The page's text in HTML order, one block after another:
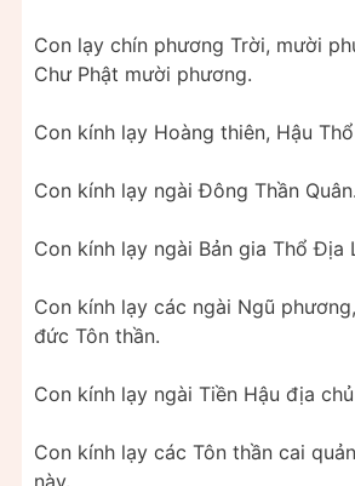
Con lạy chín phương Trời, mười
Chư Phật mười phương.
Con kính lạy Hoàng thiên, Hậu
Con kính lạy ngài Đông Thần Quân.
Con kính lạy ngài Bản gia Thổ Địa
Con kính lạy các ngài Ngũ
đức Tôn thần.
Con kính lạy ngài Tiền Hậu địa
Con kính lạy các Tôn thần cai
này.